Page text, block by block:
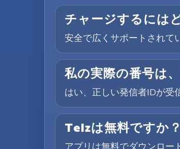
チャージするには
安全で広くサポートされて
私の実際の番号は
はい、正しい発信者IDが受
Telzは無料ですか？
アプリは無料でダウンロー